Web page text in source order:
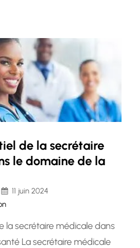
qui sont…
de la secrétaire
le domaine de la
11 juin 2024
la secrétaire médicale dans
La secrétaire médicale